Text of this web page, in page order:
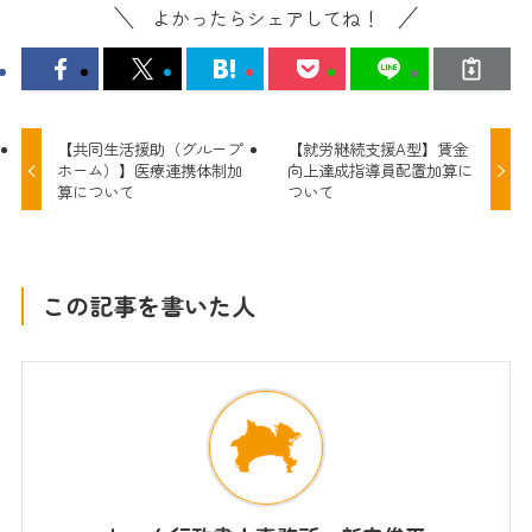
よかったらシェアしてね！
【共同生活援助（グループ
ホーム）】医療連携体制加
算について
【就労継続支援A型】賃金
向上達成指導員配置加算に
ついて
この記事を書いた人